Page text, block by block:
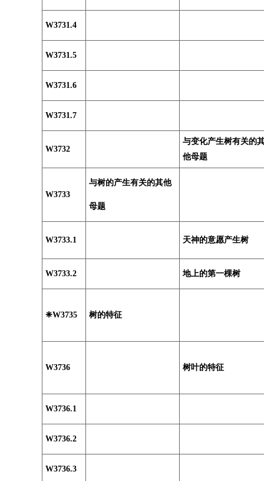
W3731.4
W3731.5
W3731.6
W3731.7
W3732
与变化产生树有关的
他母题
W3733
与树的产生有关的其他
母题
W3733.1 天神的意愿产生树
W3733.2 地上的第一棵树
❈W3735 树的特征
W3736 树叶的特征
W3736.1
W3736.2
W3736.3